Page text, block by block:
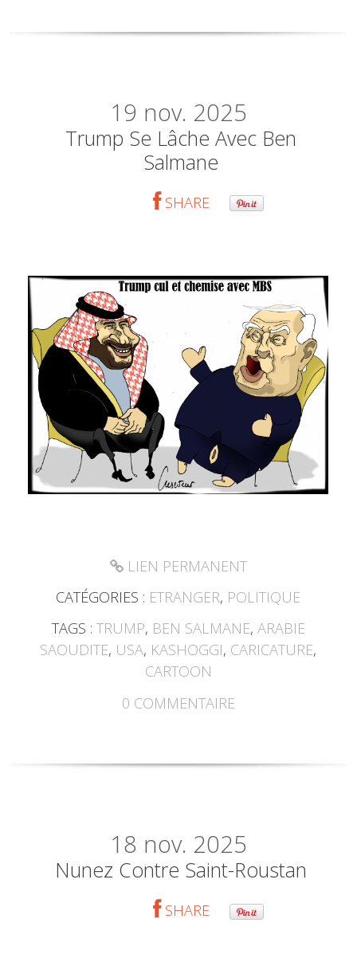
19 nov. 2025
Trump Se Lâche Avec Ben
Salmane
SHARE
LIEN PERMANENT
CATÉGORIES : ETRANGER, POLITIQUE
TAGS : TRUMP, BEN SALMANE, ARABIE
SAOUDITE, USA, KASHOGGI, CARICATURE,
CARTOON
0 COMMENTAIRE
18 nov. 2025
Nunez Contre Saint-Roustan
SHARE